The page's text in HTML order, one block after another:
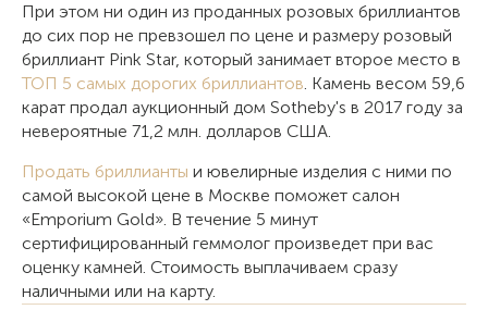
При этом ни один из проданных розовых бриллиантов
до сих пор не превзошел по цене и размеру розовый
бриллиант Pink Star, который занимает второе место в
ТОП 5 самых дорогих бриллиантов . Камень весом 59,6
карат продал аукционный дом Sotheby's в 2017 году за
невероятные 71,2 млн. долларов США.
Продать бриллианты и ювелирные изделия с ними по
самой высокой цене в Москве поможет салон
«Emporium Gold». В течение 5 минут
сертифицированный геммолог произведет при вас
оценку камней. Стоимость выплачиваем сразу
наличными или на карту.